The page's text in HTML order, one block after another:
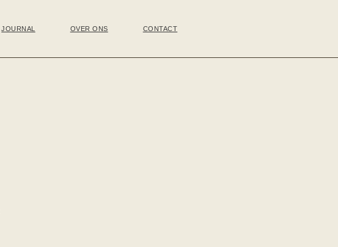
JOURNAL OVER ONS CONTACT